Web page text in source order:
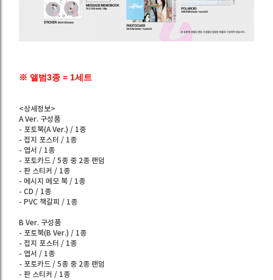
※ 앨범3종 = 1세트
<상세정보>
A Ver. 구성품
- 포토북(A Ver.) / 1종
- 접지 포스터 / 1종
- 엽서 / 1종
- 포토카드 / 5종 중 2종 랜덤
- 판 스티커 / 1종
- 메시지 메모 북 / 1종
- CD / 1종
- PVC 책갈피 / 1종
B Ver. 구성품
- 포토북(B Ver.) / 1종
- 접지 포스터 / 1종
- 엽서 / 1종
- 포토카드 / 5종 중 2종 랜덤
- 판 스티커 / 1종